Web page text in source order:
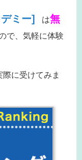
ミー] は無
で、気軽に体験
に受けてみま